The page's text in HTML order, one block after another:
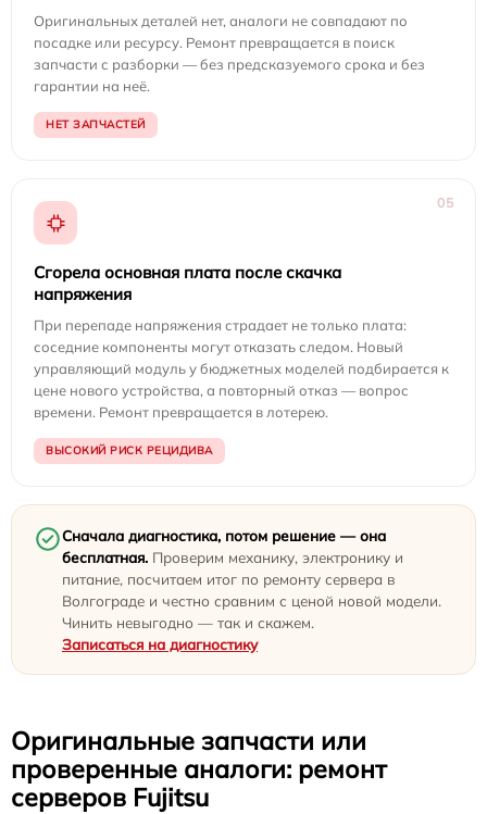
Оригинальных деталей нет, аналоги не совпадают по
посадке или ресурсу. Ремонт превращается в поиск
запчасти с разборки — без предсказуемого срока и без
гарантии на неё.
НЕТ ЗАПЧАСТЕЙ
05
Сгорела основная плата после скачка
напряжения
При перепаде напряжения страдает не только плата:
соседние компоненты могут отказать следом. Новый
управляющий модуль у бюджетных моделей подбирается к
цене нового устройства, а повторный отказ — вопрос
времени. Ремонт превращается в лотерею.
ВЫСОКИЙ РИСК РЕЦИДИВА
Сначала диагностика, потом решение — она
бесплатная. Проверим механику, электронику и
питание, посчитаем итог по ремонту сервера в
Волгограде и честно сравним с ценой новой модели.
Чинить невыгодно — так и скажем.
Записаться на диагностику
Оригинальные запчасти или
проверенные аналоги: ремонт
серверов Fujitsu